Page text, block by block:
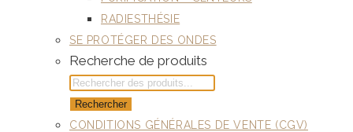
RADIESTHÉSIE
SE PROTÉGER DES ONDES
Recherche de produits
Rechercher
CONDITIONS GÉNÉRALES DE VENTE (CGV)